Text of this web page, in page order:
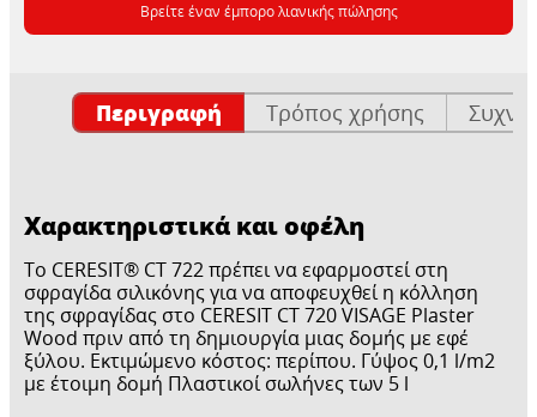
Βρείτε έναν έμπορο λιανικής πώλησης
Περιγραφή Τρόπος χρήσης
Χαρακτηριστικά και οφέλη
Το CERESIT® CT 722 πρέπει να εφαρμοστεί στη
σφραγίδα σιλικόνης για να αποφευχθεί η κόλληση
της σφραγίδας στο CERESIT CT 720 VISAGE Plaster
Wood πριν από τη δημιουργία μιας δομής με εφέ
ξύλου. Εκτιμώμενο κόστος: περίπου. Γύψος 0,1 l/m2
με έτοιμη δομή Πλαστικοί σωλήνες των 5 l